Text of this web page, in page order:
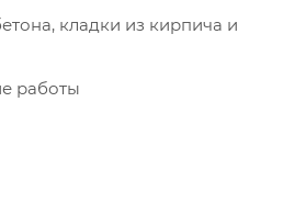
кладки из кирпича и
работы